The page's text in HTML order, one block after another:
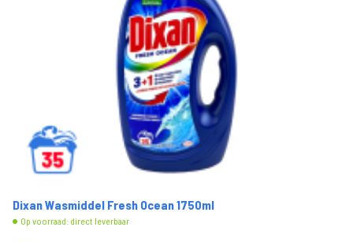
Dixan Wasmiddel Fresh Ocean 1750ml
Op voorraad: direct leverbaar